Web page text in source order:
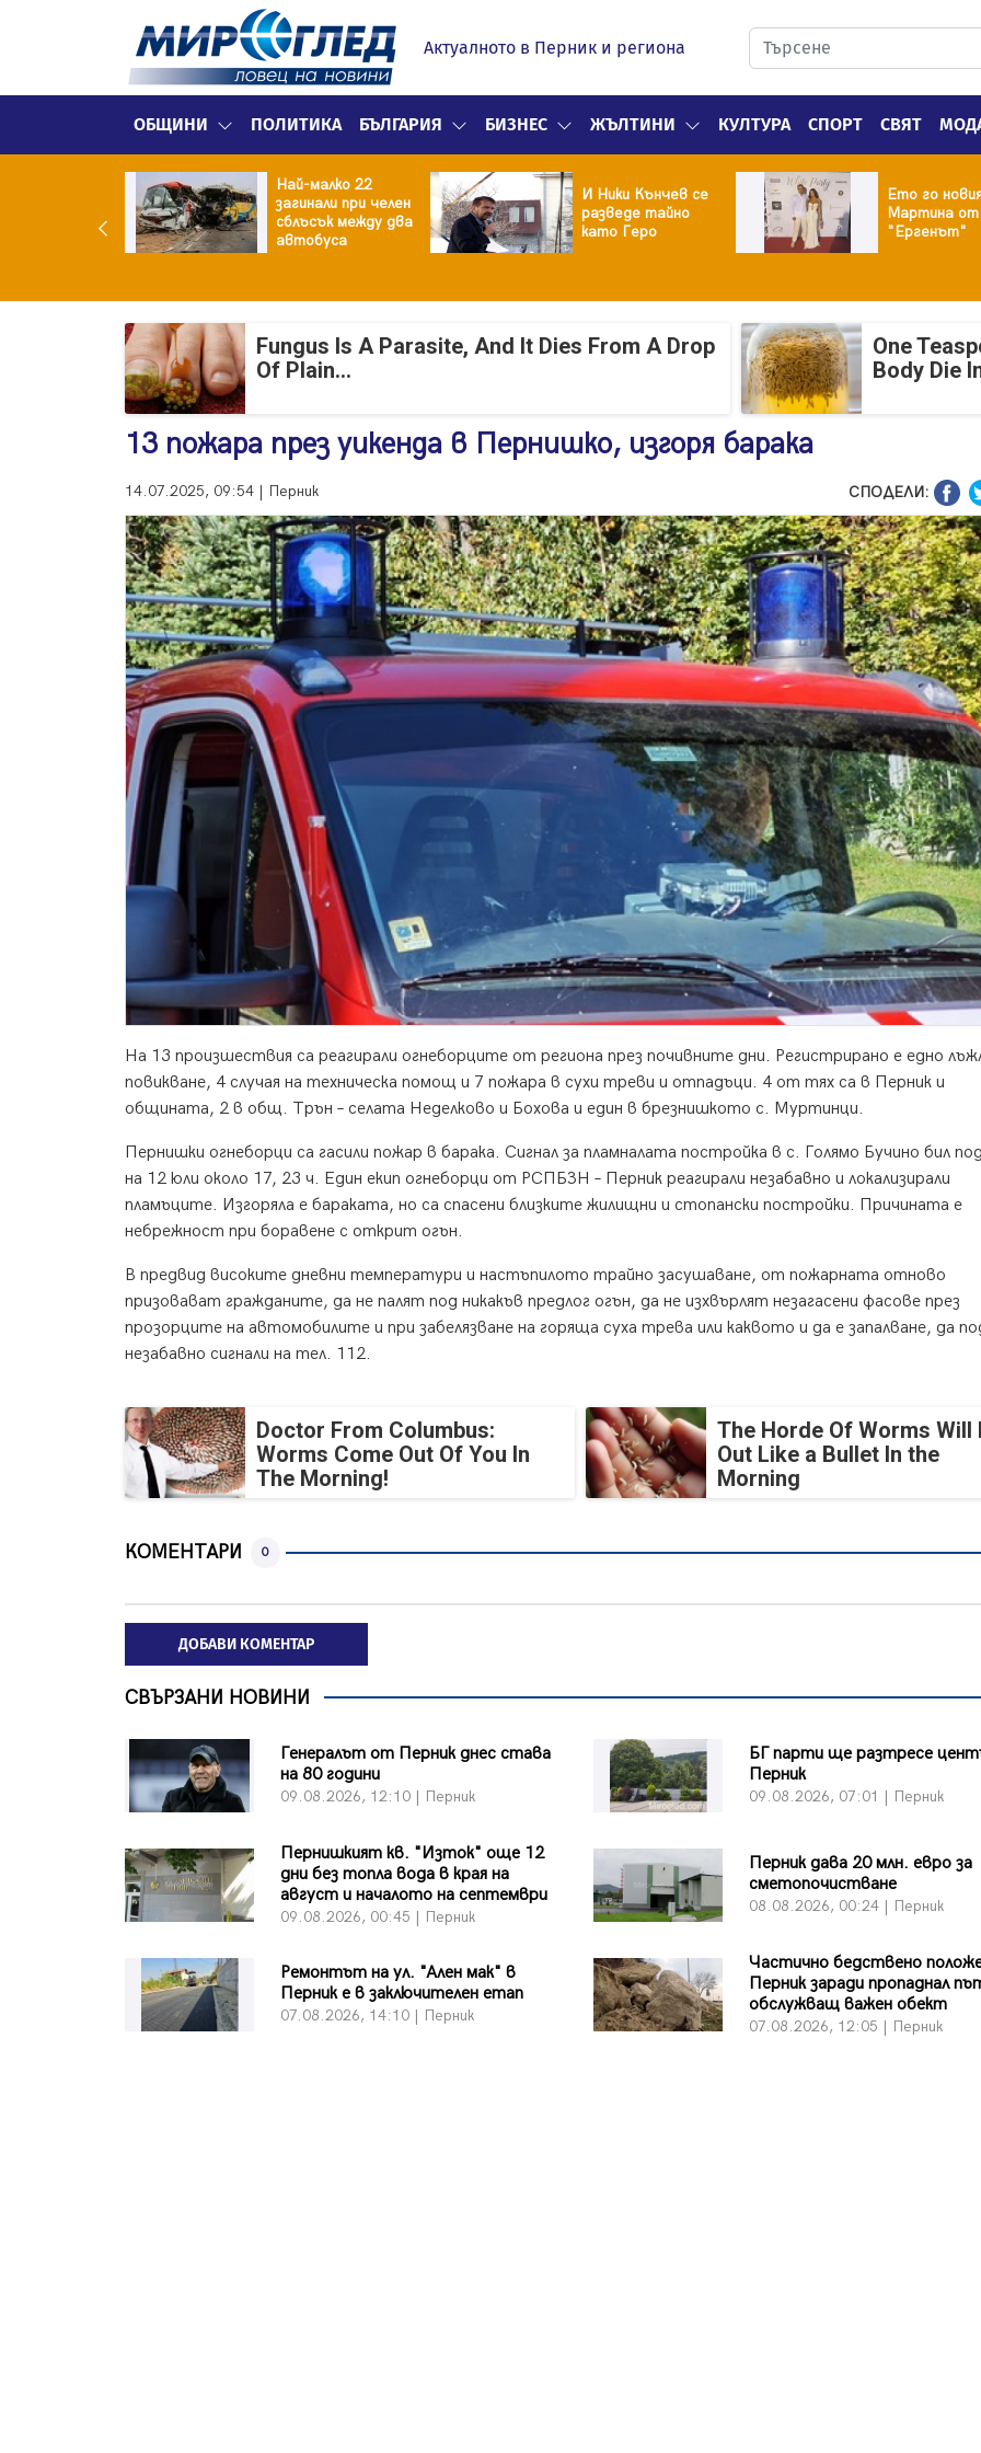
Актуалното в Перник и региона
ОБЩИНИ ПОЛИТИКА БЪЛГАРИЯ БИЗНЕС ЖЪЛТИНИ КУЛТУРА СПОРТ СВЯТ
Най-малко 22
загинали при челен
сблъсък между два
автобуса
И Ники Кънчев се
разведе тайно
като Геро
Ето го
Мартина от
"Ергенът"
Fungus Is A Parasite, And It Dies From A Drop
Of Plain...
One
Body Die
13 пожара през уикенда в Пернишко, изгоря барака
14.07.2025, 09:54 | Перник СПОДЕЛИ:
На 13 произшествия са реагирали огнеборците от региона през почивните дни. Регистрирано е едно
повикване, 4 случая на техническа помощ и 7 пожара в сухи треви и отпадъци. 4 от тях са в Перник и
общината, 2 в общ. Трън – селата Неделково и Бохова и един в брезнишкото с. Муртинци.
Пернишки огнеборци са гасили пожар в барака. Сигнал за пламналата постройка в с. Голямо Бучино бил
на 12 юли около 17, 23 ч. Един екип огнеборци от РСПБЗН – Перник реагирали незабавно и локализирали
пламъците. Изгоряла е бараката, но са спасени близките жилищни и стопански постройки. Причината е
небрежност при боравене с открит огън.
В предвид високите дневни температури и настъпилото трайно засушаване, от пожарната отново
призовават гражданите, да не палят под никакъв предлог огън, да не изхвърлят незагасени фасове през
прозорците на автомобилите и при забелязване на горяща суха трева или каквото и да е запалване, да
незабавно сигнали на тел. 112.
Doctor From Columbus:
Worms Come Out Of You In
The Morning!
The Horde Of Worms Will
Out Like a Bullet In the
Morning
КОМЕНТАРИ 0
ДОБАВИ КОМЕНТАР
СВЪРЗАНИ НОВИНИ
Генералът от Перник днес става
на 80 години
09.08.2026, 12:10 | Перник
БГ парти ще разтресе
Перник
09.08.2026, 07:01 | Перник
Пернишкият кв. "Изток" още 12
дни без топла вода в края на
август и началото на септември
09.08.2026, 00:45 | Перник
Перник дава 20 млн. евро за
сметопочистване
08.08.2026, 00:24 | Перник
Ремонтът на ул. "Ален мак" в
Перник е в заключителен етап
07.08.2026, 14:10 | Перник
Частично бедствено
Перник заради пропаднал
обслужващ важен обект
07.08.2026, 12:05 | Перник